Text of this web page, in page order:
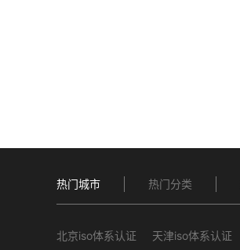
热门城市 热门分类
北京iso体系认证 天津iso体系认证